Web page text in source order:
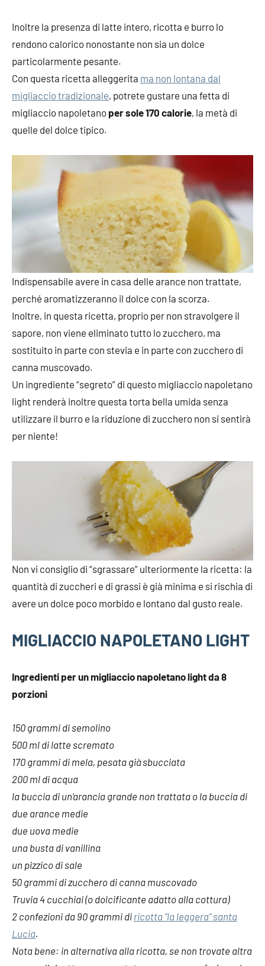
Inoltre la presenza di latte intero, ricotta e burro lo
rendono calorico nonostante non sia un dolce
particolarmente pesante.
Con questa ricetta alleggerita ma non lontana dal
migliaccio tradizionale, potrete gustare una fetta di
migliaccio napoletano per sole 170 calorie, la metà di
quelle del dolce tipico.
Indispensabile avere in casa delle arance non trattate,
perché aromatizzeranno il dolce con la scorza.
Inoltre, in questa ricetta, proprio per non stravolgere il
sapore, non viene eliminato tutto lo zucchero, ma
sostituito in parte con stevia e in parte con zucchero di
canna muscovado.
Un ingrediente “segreto” di questo migliaccio napoletano
light renderà inoltre questa torta bella umida senza
utilizzare il burro e la riduzione di zucchero non si sentirà
per niente!
Non vi consiglio di “sgrassare” ulteriormente la ricetta: la
quantità di zuccheri e di grassi è già minima e si rischia di
avere un dolce poco morbido e lontano dal gusto reale.
MIGLIACCIO NAPOLETANO LIGHT
Ingredienti per un migliaccio napoletano light da 8
porzioni
150 grammi di semolino
500 ml di latte scremato
170 grammi di mela, pesata già sbucciata
200 ml di acqua
la buccia di un’arancia grande non trattata o la buccia di
due arance medie
due uova medie
una busta di vanillina
un pizzico di sale
50 grammi di zucchero di canna muscovado
Truvia 4 cucchiai (o dolcificante adatto alla cottura)
2 confezioni da 90 grammi di ricotta “la leggera” santa
Lucia.
Nota bene: in alternativa alla ricotta, se non trovate altra